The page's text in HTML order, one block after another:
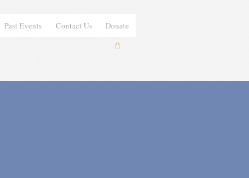
Past Events Contact Us Donate